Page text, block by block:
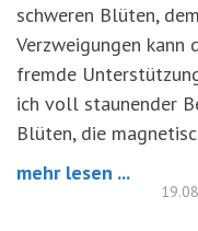
schweren Blüten,
Verzweigungen kann
fremde
ich voll staunender
Blüten, die
mehr lesen ...